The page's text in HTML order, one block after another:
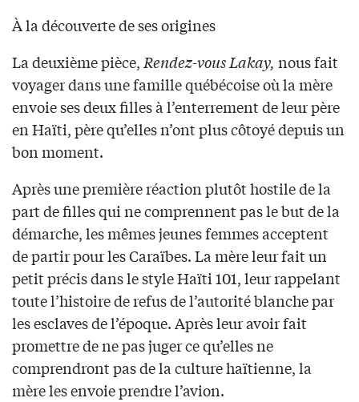
À la découverte de ses origines
La deuxième pièce,Rendez-vous Lakay, nous fait
voyager dans une famille québécoise où la mère
envoie ses deux filles à l’enterrement de leur père
en Haïti, père qu’elles n’ont plus côtoyé depuis un
bon moment.
Après une première réaction plutôt hostile de la
part de filles qui ne comprennent pas le but de la
démarche, les mêmes jeunes femmes acceptent
de partir pour les Caraïbes. La mère leur fait un
petit précis dans le style Haïti 101, leur rappelant
toute l’histoire de refus de l’autorité blanche par
les esclaves de l’époque. Après leur avoir fait
promettre de ne pas juger ce qu’elles ne
comprendront pas de la culture haïtienne, la
mère les envoie prendre l’avion.